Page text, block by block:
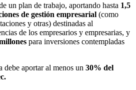
un plan de trabajo, aportando hasta 1,5
de gestión empresarial (como
y otras) destinadas al
de los empresarios y empresarias, y
para inversiones contempladas
debe aportar al menos un 30% del